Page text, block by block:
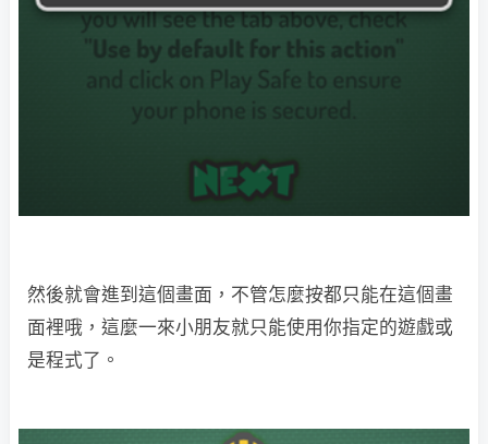
然後就會進到這個畫面，不管怎麼按都只能在這個畫
面裡哦，這麼一來小朋友就只能使用你指定的遊戲或
是程式了。